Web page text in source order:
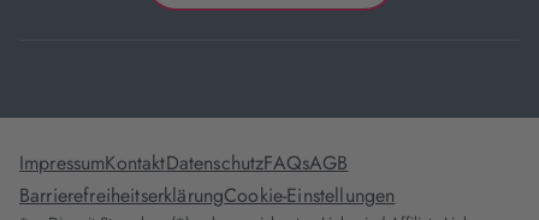
ImpressumKontaktDatenschutzFAQsAGB
BarrierefreiheitserklärungCookie-Einstellungen